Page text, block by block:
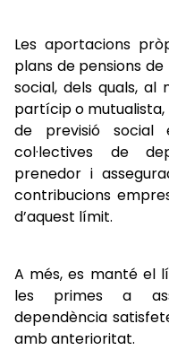
Les aportacions
plans de pensions
social, dels quals, al
partícip o mutualista,
de previsió social
col·lectives de
prenedor i
contribucions
d’aquest límit.
A més, es manté el
les primes a
dependència
amb anterioritat.